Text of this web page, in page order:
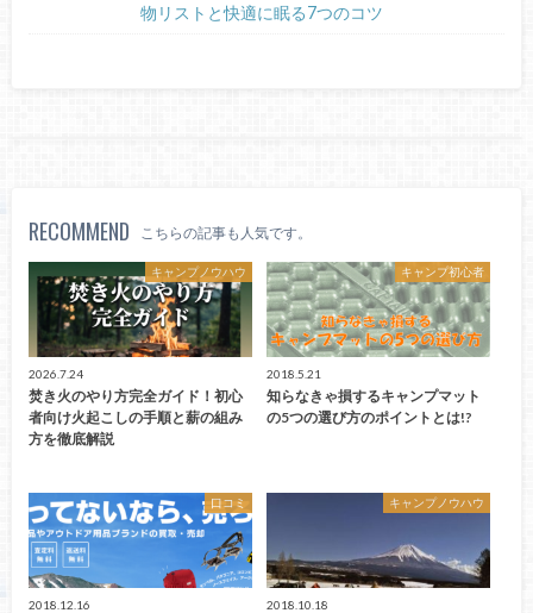
物リストと快適に眠る7つのコツ
RECOMMEND こちらの記事も人気です。
キャンプノウハウ
2026.7.24
焚き火のやり方完全ガイド！初心
者向け火起こしの手順と薪の組み
方を徹底解説
キャンプ初心者
2018.5.21
知らなきゃ損するキャンプマット
の5つの選び方のポイントとは!?
口コミ
2018.12.16
キャンプノウハウ
2018.10.18